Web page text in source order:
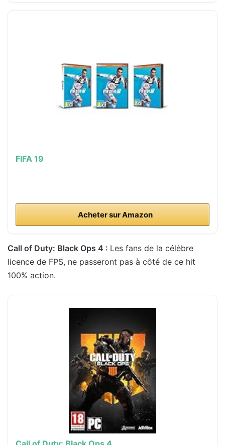
FIFA 19
Acheter sur Amazon
Call of Duty: Black Ops 4 : Les fans de la célèbre
licence de FPS, ne passeront pas à côté de ce hit
100% action.